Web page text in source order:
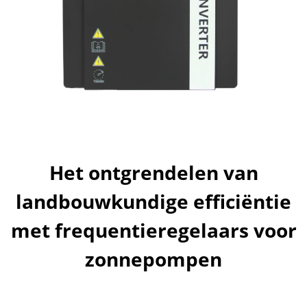
Het ontgrendelen van
landbouwkundige efficiëntie
met frequentieregelaars voor
zonnepompen